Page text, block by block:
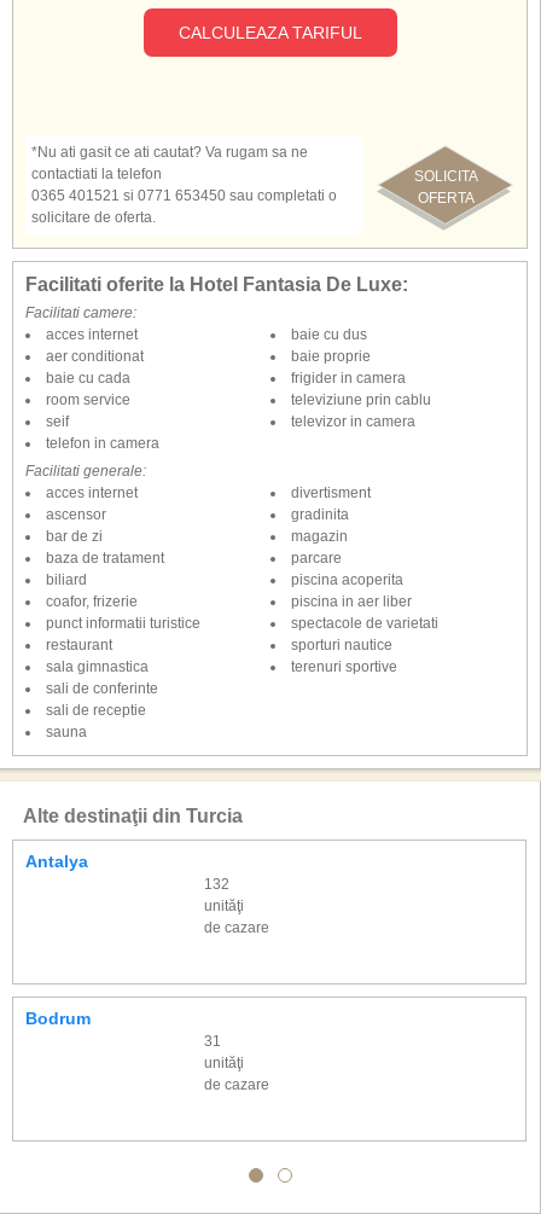
CALCULEAZA TARIFUL
SOLICITA
OFERTA
*Nu ati gasit ce ati cautat? Va rugam sa ne
contactiati la telefon
0365 401521 si 0771 653450 sau completati o
solicitare de oferta.
Facilitati oferite la Hotel Fantasia De Luxe:
Facilitati camere:
acces internet
aer conditionat
baie cu cada
baie cu dus
baie proprie
frigider in camera
room service
seif
telefon in camera
televiziune prin cablu
televizor in camera
Facilitati generale:
acces internet
ascensor
bar de zi
baza de tratament
biliard
coafor, frizerie
divertisment
gradinita
magazin
parcare
piscina acoperita
piscina in aer liber
punct informatii turistice
restaurant
sala gimnastica
sali de conferinte
sali de receptie
sauna
spectacole de varietati
sporturi nautice
terenuri sportive
Alte destinaţii din Turcia
Antalya
132
unităţi
de cazare
Bodrum
31
unităţi
de cazare